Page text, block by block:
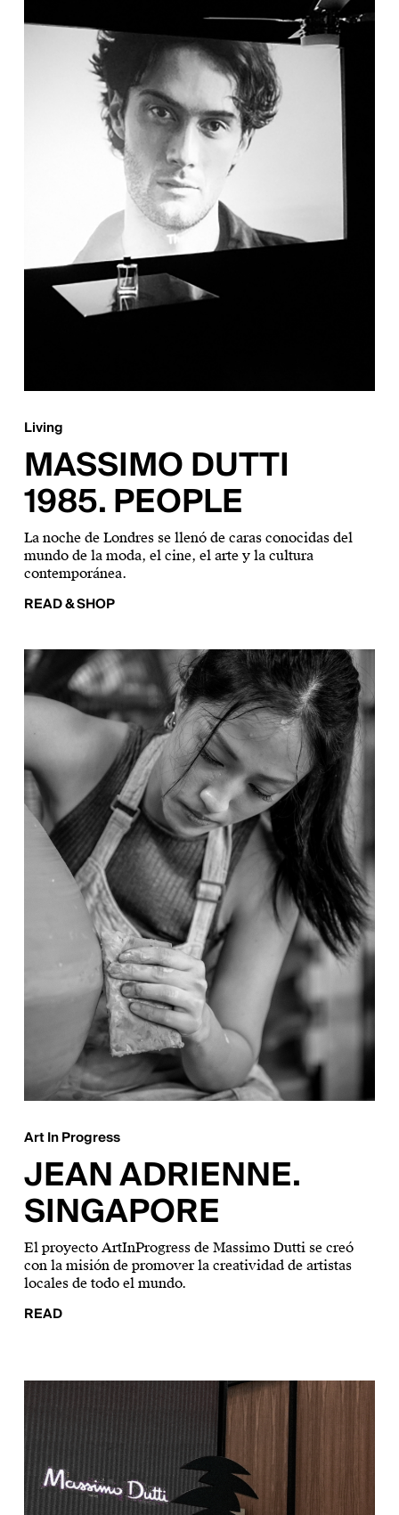
Living
MASSIMO DUTTI
1985. PEOPLE
La noche de Londres se llenó de caras conocidas del
mundo de la moda, el cine, el arte y la cultura
contemporánea.
READ & SHOP
Art In Progress
JEAN ADRIENNE.
SINGAPORE
El proyecto ArtInProgress de Massimo Dutti se creó
con la misión de promover la creatividad de artistas
locales de todo el mundo.
READ